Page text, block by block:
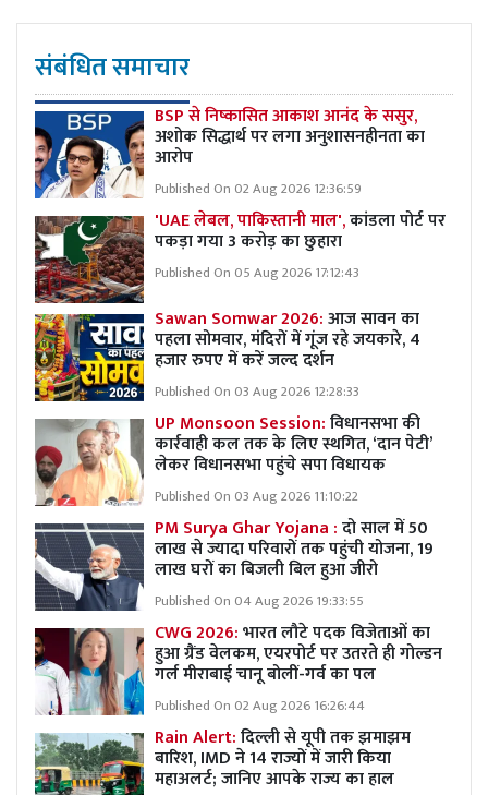
संबंधित समाचार
BSP से निष्कासित आकाश आनंद के ससुर,
अशोक सिद्धार्थ पर लगा अनुशासनहीनता का
आरोप
Published On 02 Aug 2026 12:36:59
'UAE लेबल, पाकिस्तानी माल',कांडला पोर्ट पर
पकड़ा गया 3 करोड़ का छुहारा
Published On 05 Aug 2026 17:12:43
Sawan Somwar 2026:आज सावन का
पहला सोमवार, मंदिरों में गूंज रहे जयकारे, 4
हजार रुपए में करें जल्द दर्शन
Published On 03 Aug 2026 12:28:33
UP Monsoon Session:विधानसभा की
कार्रवाही कल तक के लिए स्थगित, ‘दान पेटी’
लेकर विधानसभा पहुंचे सपा विधायक
Published On 03 Aug 2026 11:10:22
PM Surya Ghar Yojana :दो साल में 50
लाख से ज्यादा परिवारों तक पहुंची योजना, 19
लाख घरों का बिजली बिल हुआ जीरो
Published On 04 Aug 2026 19:33:55
CWG 2026:भारत लौटे पदक विजेताओं का
हुआ ग्रैंड वेलकम, एयरपोर्ट पर उतरते ही गोल्डन
गर्ल मीराबाई चानू बोलीं-गर्व का पल
Published On 02 Aug 2026 16:26:44
Rain Alert:दिल्ली से यूपी तक झमाझम
बारिश, IMD ने 14 राज्यों में जारी किया
महाअलर्ट; जानिए आपके राज्य का हाल